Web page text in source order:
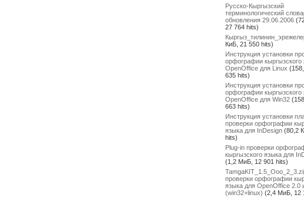
Русско-Кыргызский
терминологический
обновления 29.06.2006
27 764 hits)
КиБ, 21 550 hits)
Инструкция установки
орфографии кыргызского
OpenOffice для Linux
635 hits)
Инструкция установки
орфографии кыргызского
OpenOffice для Win32
663 hits)
Инструкция установки
проверки орфографии
языка для InDesign (80,2
hits)
Plug-in проверки
кыргызского языка для
(1,2 МиБ, 12 901 hits)
проверки орфографии
языка для OpenOffice 2.0
(win32+linux) (2,4 МиБ, 12